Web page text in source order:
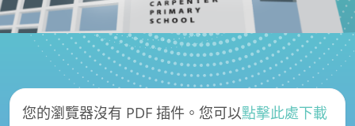
您的瀏覽器沒有 PDF 插件。您可以點擊此處下載